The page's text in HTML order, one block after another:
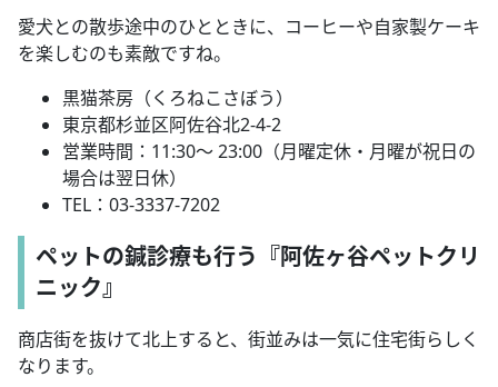
愛犬との散歩途中のひとときに、コーヒーや自家製ケーキ
を楽しむのも素敵ですね。
黒猫茶房（くろねこさぼう）
東京都杉並区阿佐谷北2-4-2
営業時間：11:30～ 23:00（月曜定休・月曜が祝日の
場合は翌日休）
TEL：03-3337-7202
ペットの鍼診療も行う『阿佐ヶ谷ペットクリ
ニック』
商店街を抜けて北上すると、街並みは一気に住宅街らしく
なります。